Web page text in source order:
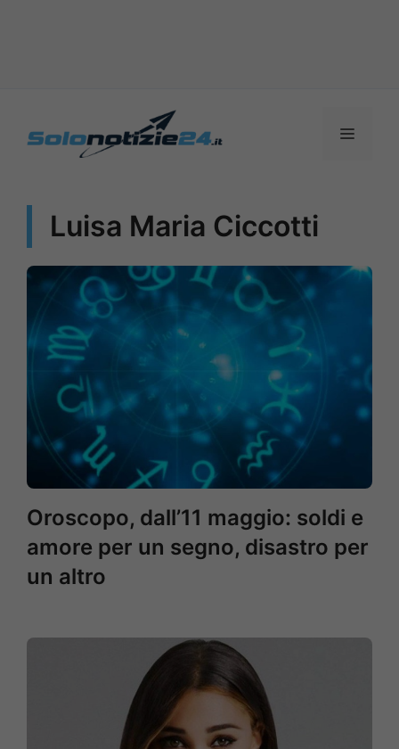
MENU
Luisa Maria Ciccotti
Oroscopo, dall’11 maggio: soldi e
amore per un segno, disastro per
un altro